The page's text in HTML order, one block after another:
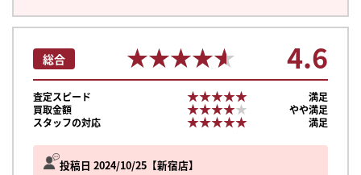
投稿日 2024/10/25 新宿店
総合 ★★★★★
★★★★★ 4.6
査定スピード ★★★★★
★★★★★
満足
買取金額
★★★★★
★★★★★
やや満足
スタッフの対応
★★★★★
★★★★★ 満足